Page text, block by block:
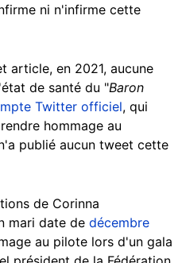
ni n'infirme cette
article, en 2021, aucune
de santé du "Baron
Twitter officiel, qui
hommage au
publié aucun tweet cette
de Corinna
mari date de décembre
au pilote lors d'un gala